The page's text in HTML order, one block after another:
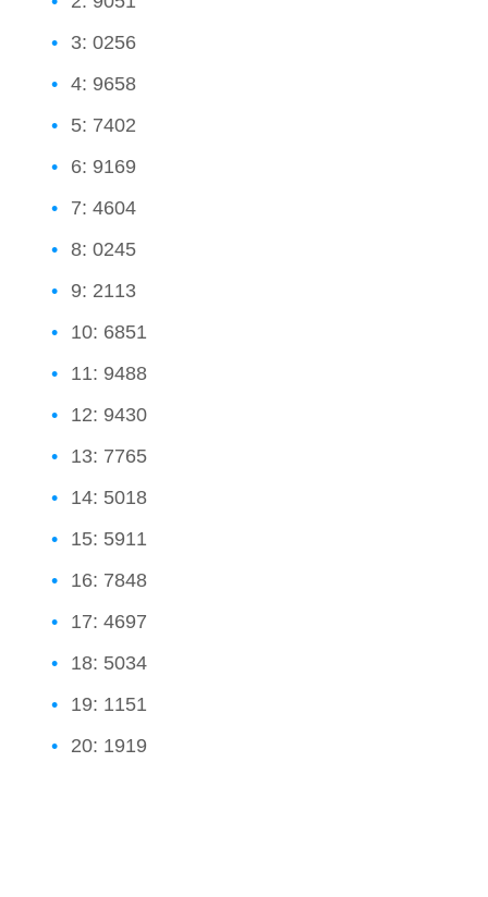
3: 0256
4: 9658
5: 7402
6: 9169
7: 4604
8: 0245
9: 2113
10: 6851
11: 9488
12: 9430
13: 7765
14: 5018
15: 5911
16: 7848
17: 4697
18: 5034
19: 1151
20: 1919